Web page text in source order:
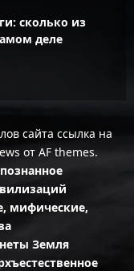
сколько из
деле
сайта ссылка на
от AF themes.
мифические,
Земля